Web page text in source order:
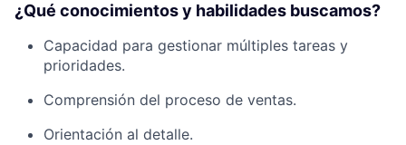
¿Qué conocimientos y habilidades buscamos?
Capacidad para gestionar múltiples tareas y
prioridades.
Comprensión del proceso de ventas.
Orientación al detalle.